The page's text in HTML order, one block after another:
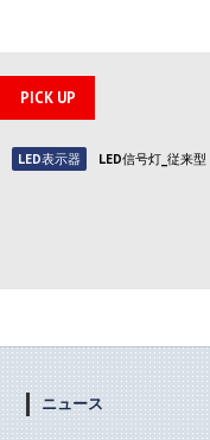
PICK UP
LED表示器 LED信号灯_従来型
ニュース